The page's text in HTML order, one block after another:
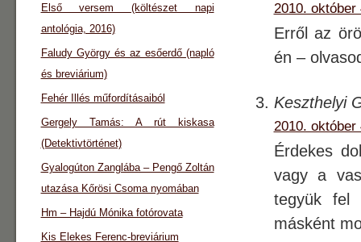
2010. október
Erről az
én –
Keszthelyi
2010. október
Érdekes
vagy a
tegyük fel
másként
Első versem (költészet napi
antológia, 2016)
Faludy György és az esőerdő (napló
és breviárium)
Fehér Illés műfordításaiból
Gergely Tamás: A rút kiskasa
(Detektivtörténet)
Gyalogúton Zanglába – Pengő Zoltán
utazása Kőrösi Csoma nyomában
Hm – Hajdú Mónika fotórovata
Kis Elekes Ferenc-breviárium